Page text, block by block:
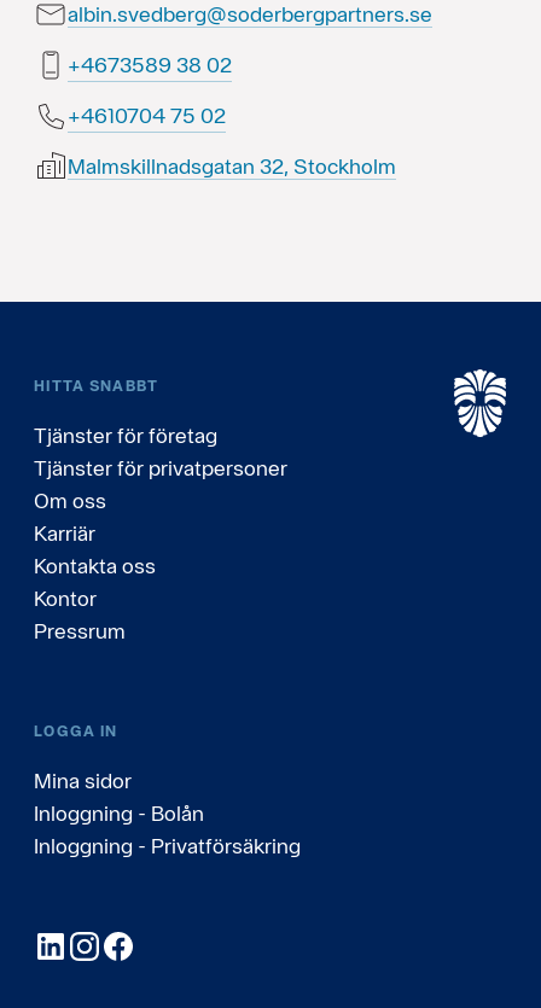
albin.svedberg@soderbergpartners.se
20 83 9853764+
20 57 4070164+
Malmskillnadsgatan 32, Stockholm
HITTA SNABBT
Tjänster för företag
Tjänster för privatpersoner
Om oss
Karriär
Kontakta oss
Kontor
Pressrum
LOGGA IN
Mina sidor
Inloggning - Bolån
Inloggning - Privatförsäkring
LinkedInInstagram